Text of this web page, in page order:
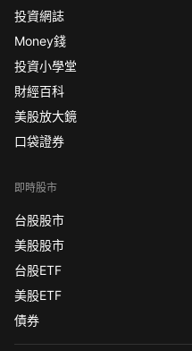
投資網誌
Money錢
投資小學堂
財經百科
美股放大鏡
口袋證券
即時股市
台股股市
美股股市
台股ETF
美股ETF
債券